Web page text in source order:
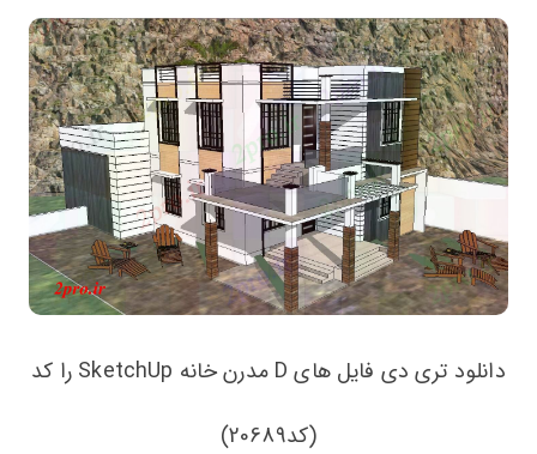
دانلود تری دی فایل های D مدرن خانه SketchUp را کد
(کد20689)